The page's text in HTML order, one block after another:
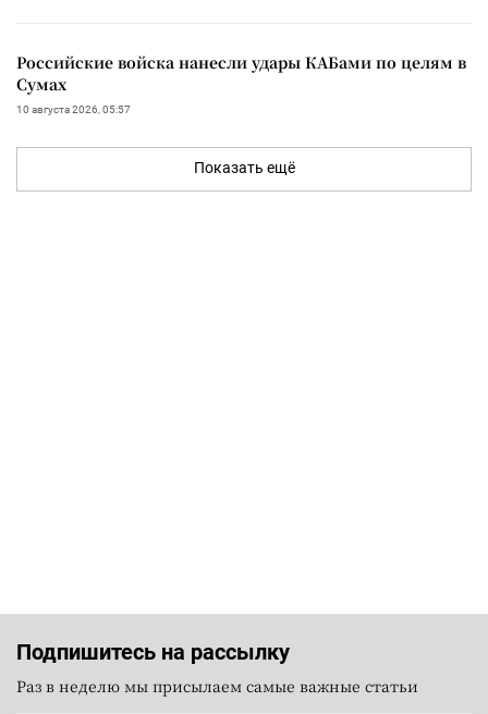
Российские войска нанесли удары КАБами по целям в
Сумах
10 августа 2026, 05:57
Показать ещё
Подпишитесь на рассылку
Раз в неделю мы присылаем самые важные статьи